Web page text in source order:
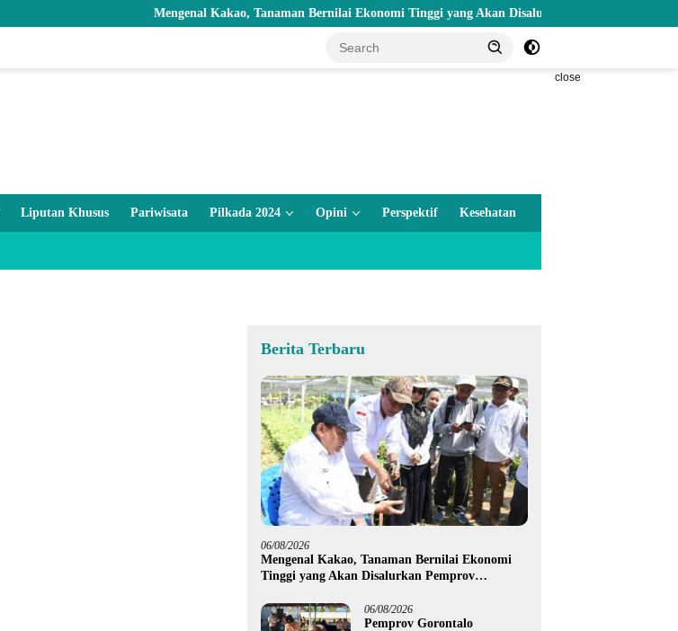
Mengenal Kakao, Tanaman Bernilai Ekonomi Tinggi yang Akan Disalurkan Pemprov Gorontalo kepada
close
Liputan Khusus Pariwisata Pilkada 2024 Opini Perspektif Kesehatan
Berita Terbaru
06/08/2026
Mengenal Kakao, Tanaman Bernilai Ekonomi
Tinggi yang Akan Disalurkan Pemprov
06/08/2026
Pemprov Gorontalo